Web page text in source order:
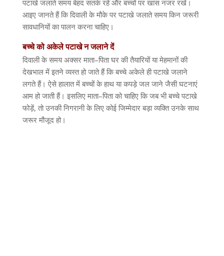
पटाखे जलाते समय बेहद सतर्क रहें और बच्चों पर खास नजर रखें।
आइए जानते हैं कि दिवाली के मौके पर पटाखे जलाते समय किन जरूरी
सावधानियों का पालन करना चाहिए।
बच्चेकोअकेलेपटाखेनजलानेदें
दिवाली के समय अक्सर माता–पिता घर की तैयारियों या मेहमानों की
देखभाल में इतने व्यस्त हो जाते हैं कि बच्चे अकेले ही पटाखे जलाने
लगते हैं। ऐसे हालात में बच्चों के हाथ या कपड़े जल जाने जैसी घटनाएं
आम हो जाती हैं। इसलिए माता–पिता को चाहिए कि जब भी बच्चे पटाखे
फोड़ें, तो उनकी निगरानी के लिए कोई जिम्मेदार बड़ा व्यक्ति उनके साथ
जरूर मौजूद हो।